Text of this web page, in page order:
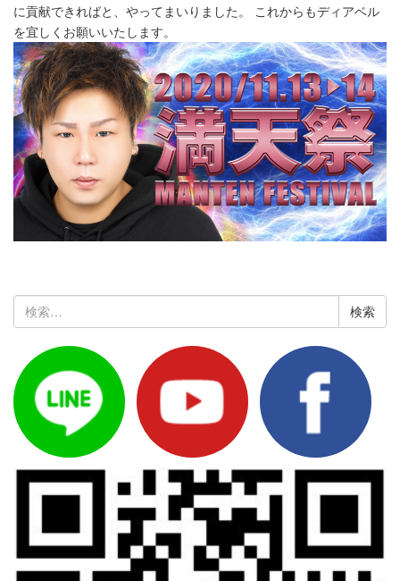
に貢献できればと、やってまいりました。 これからもディアベル
を宜しくお願いいたします。
索: